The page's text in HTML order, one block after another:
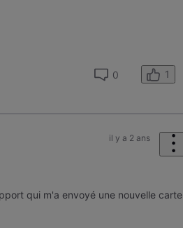
0 1
il y a 2 ans
qui m'a envoyé une nouvelle carte